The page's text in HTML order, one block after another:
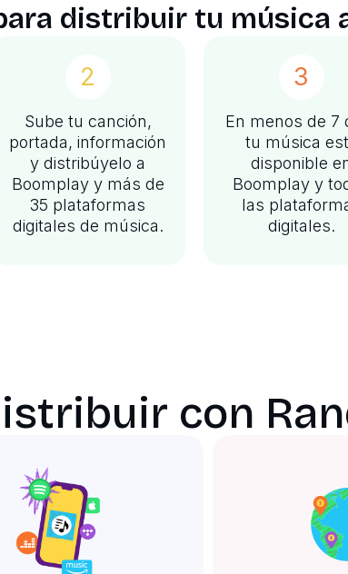
distribuir tu música
2
Sube tu canción,
portada, información
y distribúyelo a
Boomplay y más de
35 plataformas
digitales de música.
3
En menos de 7
tu música
disponible
Boomplay y
las
digitales.
con